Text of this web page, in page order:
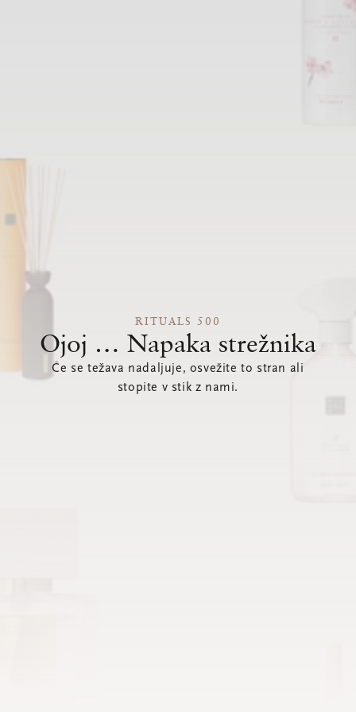
RITUALS 500
Ojoj … Napaka strežnika
Če se težava nadaljuje, osvežite to stran ali
stopite v stik z nami.